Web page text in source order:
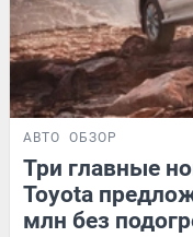
АВТО ОБЗОР
Три главные
Toyota
млн без